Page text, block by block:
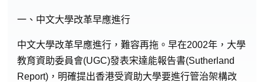
一、中文大學改革早應進行
中文大學改革早應進行，難容再拖。早在2002年，大學
教育資助委員會(UGC)發表宋達能報告書(Sutherland
Report)，明確提出香港受資助大學要進行管治架構改